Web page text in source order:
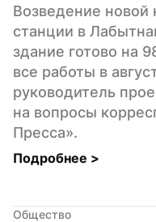
Возведение новой
станции в
здание готово на
все работы в
руководитель
на вопросы
Пресса».
Подробнее >
Общество